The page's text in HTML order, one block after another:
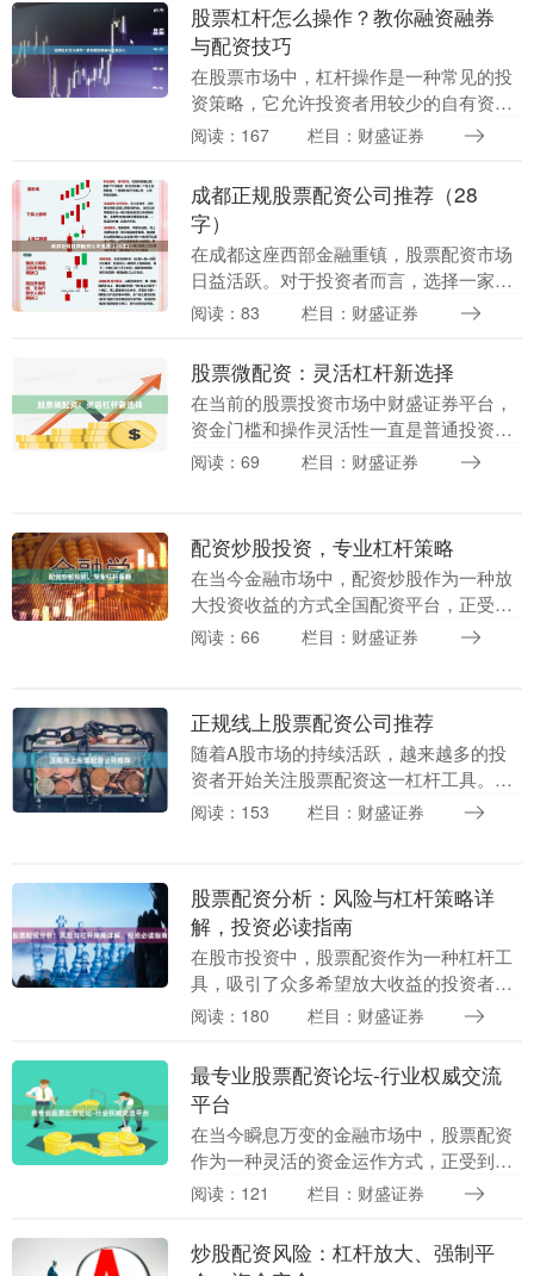
股票杠杆怎么操作？教你融资融券
与配资技巧
在股票市场中，杠杆操作是一种常见的投
资策略，它允许投资者用较少的自有资金
撬动更大的投资规模，从而放大收益。然
将详细介绍股票杠....
阅读：167 栏目：财盛证券
成都正规股票配资公司推荐（28
字）
在成都这座西部金融重镇，股票配资市场
日益活跃。对于投资者而言，选择一家正
规、安全的配资公司至关重要。本文将为
标准，并提供实用....
阅读：83 栏目：财盛证券
股票微配资：灵活杠杆新选择
在当前的股票投资市场中财盛证券平台，
资金门槛和操作灵活性一直是普通投资者
关注的核心问题。随着金融科技的不断进
阅读：69 栏目：财盛证券
配资炒股投资，专业杠杆策略
在当今金融市场中，配资炒股作为一种放
大投资收益的方式全国配资平台，正受到
越来越多投资者的关注。通过合理的杠杆
阅读：66 栏目：财盛证券
正规线上股票配资公司推荐
随着A股市场的持续活跃，越来越多的投
资者开始关注股票配资这一杠杆工具。然
而配资加盟代理，面对市场上众多配资平
阅读：153 栏目：财盛证券
股票配资分析：风险与杠杆策略详
解，投资必读指南
在股市投资中，股票配资作为一种杠杆工
具，吸引了众多希望放大收益的投资者。
然而，高收益往往伴随着高风险。本文将
及杠杆策略，为投....
阅读：180 栏目：财盛证券
最专业股票配资论坛-行业权威交流
平台
在当今瞬息万变的金融市场中，股票配资
作为一种灵活的资金运作方式，正受到越
来越多投资者的关注。然而，面对市场上
找到真正专业、可....
阅读：121 栏目：财盛证券
炒股配资风险：杠杆放大、强制平